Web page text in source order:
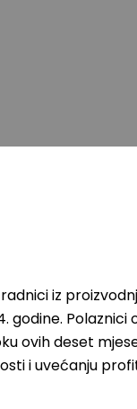
iz
godine.
ovih deset
i uvećanju